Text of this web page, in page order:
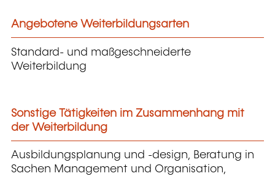
Angebotene Weiterbildungsarten
Standard- und maßgeschneiderte
Weiterbildung
Sonstige Tätigkeiten im Zusammenhang mit
der Weiterbildung
Ausbildungsplanung und -design, Beratung in
Sachen Management und Organisation,